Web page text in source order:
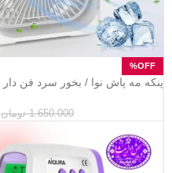
پنکه مه پاش نوا / بخور سرد فن دار
1.650.000 تومان